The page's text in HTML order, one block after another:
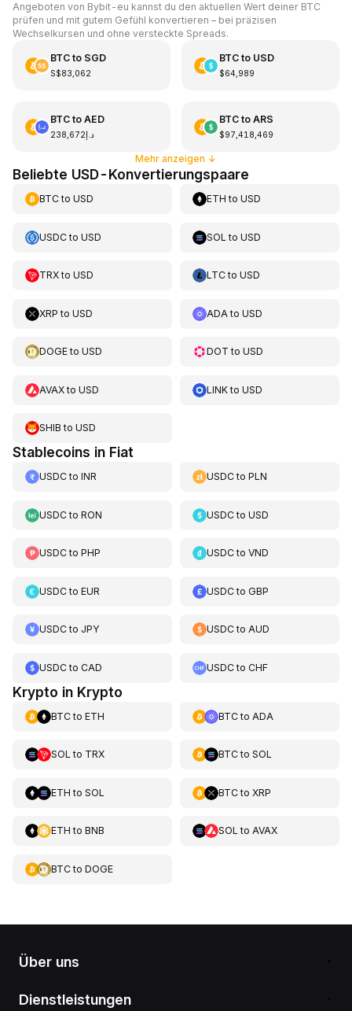
Angeboten von Bybit-eu kannst du den aktuellen Wert deiner BTC
prüfen und mit gutem Gefühl konvertieren – bei präzisen
Wechselkursen und ohne versteckte Spreads.
BTCto SGD
S$83,062
BTCto USD
$64,989
BTCto AED
د.إ238,672
BTCto ARS
$97,418,469
Mehr anzeigen ↓
Beliebte USD-Konvertierungspaare
BTCto USD ETH toUSD
USDCto USD SOL toUSD
TRXto USD LTCtoUSD
XRP to USD ADA toUSD
DOGEto USD DOT toUSD
AVAXto USD LINKtoUSD
SHIB to USD
Stablecoins in Fiat
USDCto INR USDCtoPLN
USDCto RON USDCtoUSD
USDCto PHP USDCtoVND
USDCto EUR USDCtoGBP
USDCto JPY USDCtoAUD
USDCto CAD USDCtoCHF
Krypto in Krypto
BTCto ETH BTCto ADA
SOL to TRX BTCto SOL
ETH to SOL BTCto XRP
ETH to BNB SOL to AVAX
BTCto DOGE
Über uns
Dienstleistungen